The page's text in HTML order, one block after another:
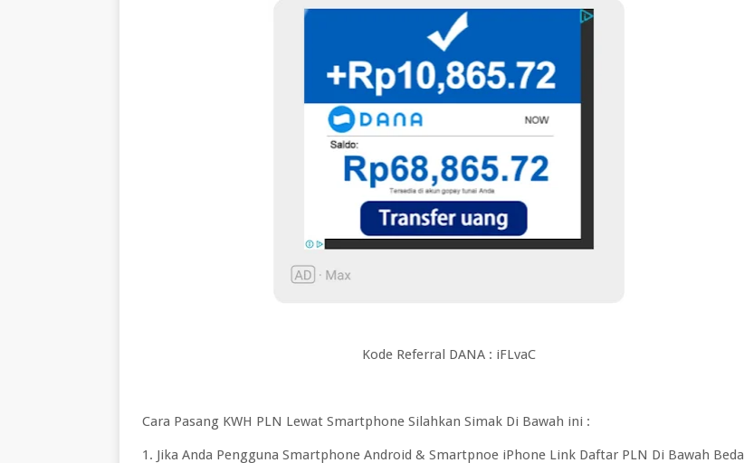
Kode Referral DANA : iFLvaC
Cara Pasang KWH PLN Lewat Smartphone Silahkan Simak Di Bawah ini :
1. Jika Anda Pengguna Smartphone Android & Smartpnoe iPhone Link Daftar PLN Di Bawah Beda